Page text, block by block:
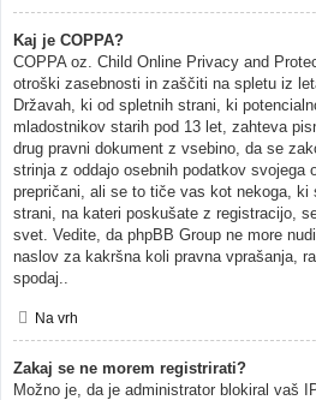
Kaj je COPPA?
COPPA oz. Child Online Privacy and
otroški zasebnosti in zaščiti na spletu iz
Državah, ki od spletnih strani, ki
mladostnikov starih pod 13 let, zahteva
drug pravni dokument z vsebino, da se
strinja z oddajo osebnih podatkov svojega
prepričani, ali se to tiče vas kot nekoga, ki
strani, na kateri poskušate z registracijo,
svet. Vedite, da phpBB Group ne more
naslov za kakršna koli pravna vprašanja,
spodaj..
Na vrh
Zakaj se ne morem registrirati?
Možno je, da je administrator blokiral vaš